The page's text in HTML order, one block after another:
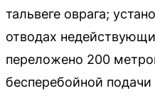
тальвеге оврага;
отводах
переложено 200
бесперебойной подачи